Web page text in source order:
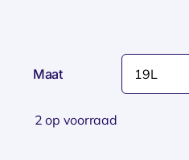
Maat
2 op voorraad